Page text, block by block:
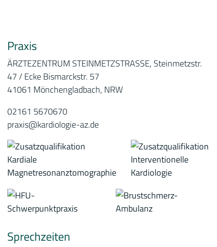
Praxis
ÄRZTEZENTRUM STEINMETZSTRASSE, Steinmetzstr.
47 / Ecke Bismarckstr. 57
41061 Mönchengladbach, NRW
02161 5670670
praxis@kardiologie-az.de
Sprechzeiten